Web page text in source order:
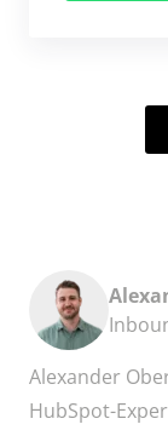
Alexander
HubSpot-